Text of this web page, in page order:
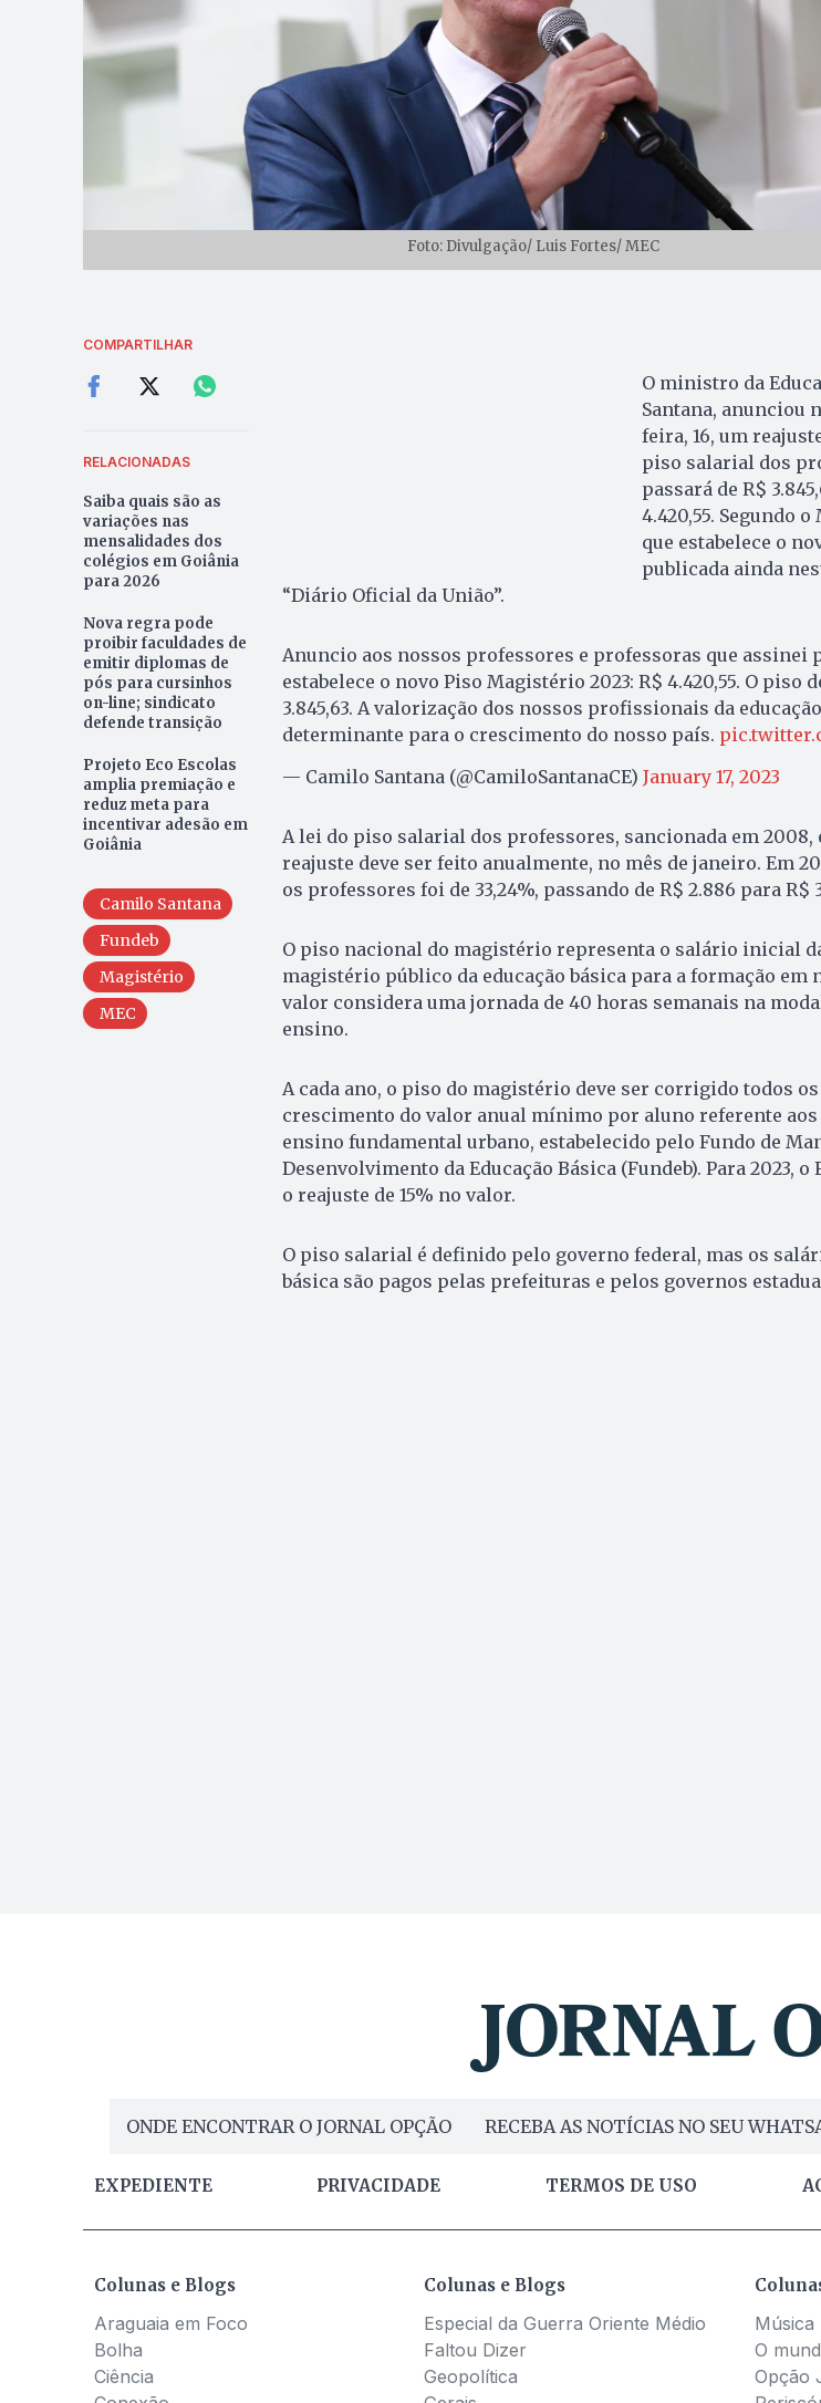
Foto: Divulgação/ Luis Fortes/ MEC
COMPARTILHAR
RELACIONADAS
Saiba quais são as
variações nas
mensalidades dos
colégios em Goiânia
para 2026
Nova regra pode
proibir faculdades de
emitir diplomas de
pós para cursinhos
on-line; sindicato
defende transição
Projeto Eco Escolas
amplia premiação e
reduz meta para
incentivar adesão em
Goiânia
Camilo Santana
Fundeb
Magistério
MEC
O ministro da
Santana, anunciou
feira, 16, um
piso salarial dos
passará de R$
4.420,55. Segundo
que estabelece o
publicada ainda
“Diário Oficial da União”.
Anuncio aos nossos professores e professoras que assinei
estabelece o novo Piso Magistério 2023: R$ 4.420,55. O piso
3.845,63. A valorização dos nossos profissionais da
determinante para o crescimento do nosso país.
— Camilo Santana (@CamiloSantanaCE) January 17, 2023
A lei do piso salarial dos professores, sancionada em 2008,
reajuste deve ser feito anualmente, no mês de janeiro. Em
os professores foi de 33,24%, passando de R$ 2.886 para R$
O piso nacional do magistério representa o salário inicial
magistério público da educação básica para a formação em
valor considera uma jornada de 40 horas semanais na
ensino.
A cada ano, o piso do magistério deve ser corrigido todos
crescimento do valor anual mínimo por aluno referente
ensino fundamental urbano, estabelecido pelo Fundo de
Desenvolvimento da Educação Básica (Fundeb). Para 2023, o
o reajuste de 15% no valor.
O piso salarial é definido pelo governo federal, mas os
básica são pagos pelas prefeituras e pelos governos
ONDE ENCONTRAR O JORNAL OPÇÃO RECEBA AS NOTÍCIAS NO SEU
EXPEDIENTE PRIVACIDADE TERMOS DE USO
Colunas e Blogs
Araguaia em Foco
Bolha
Ciência
Colunas e Blogs
Especial da Guerra Oriente Médio
Faltou Dizer
Geopolítica
Música
O
Opção